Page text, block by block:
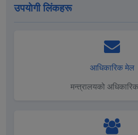
उपयाेगी लिंकहरू
आधिकारिक मेल
मन्त्रालयको